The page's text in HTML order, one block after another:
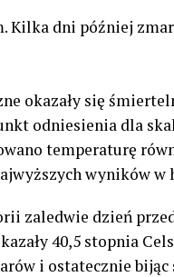
Kilka dni później
okazały się
odniesienia dla
temperaturę
wyników
zaledwie dzień
40,5 stopnia
i ostatecznie bijąc